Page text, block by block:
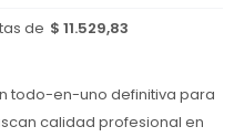
de $ 11.529,83
todo-en-uno definitiva para
calidad profesional en